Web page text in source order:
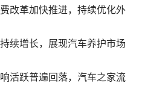
改革加快推进，持续优化外
续增长，展现汽车养护市场
活跃普遍回落，汽车之家流